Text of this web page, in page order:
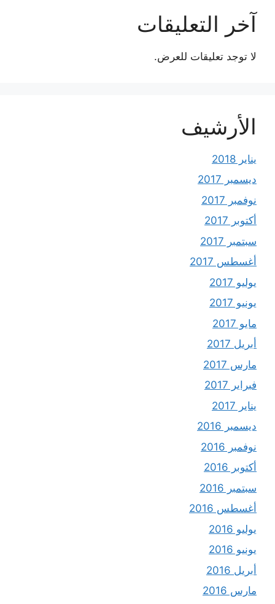
آخر التعليقات
لا توجد تعليقات للعرض.
الأرشيف
يناير 2018
ديسمبر 2017
نوفمبر 2017
أكتوبر 2017
سبتمبر 2017
أغسطس 2017
يوليو 2017
يونيو 2017
مايو 2017
أبريل 2017
مارس 2017
فبراير 2017
يناير 2017
ديسمبر 2016
نوفمبر 2016
أكتوبر 2016
سبتمبر 2016
أغسطس 2016
يوليو 2016
يونيو 2016
أبريل 2016
مارس 2016